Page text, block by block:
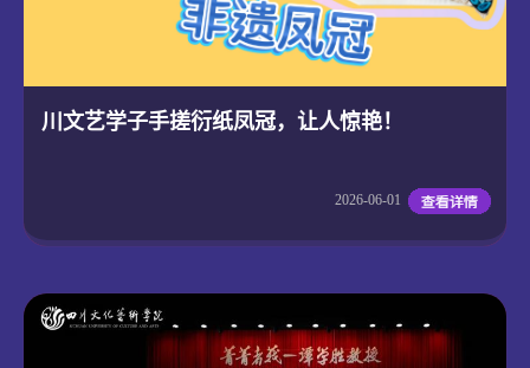
川文艺学子手搓衍纸凤冠，让人惊艳！
2026-06-01